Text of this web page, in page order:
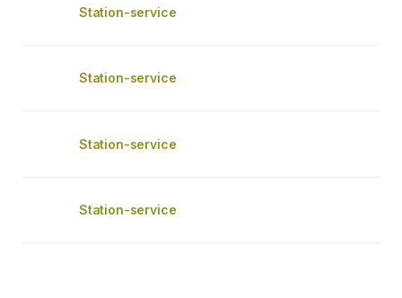
Station-service
Station-service
Station-service
Station-service